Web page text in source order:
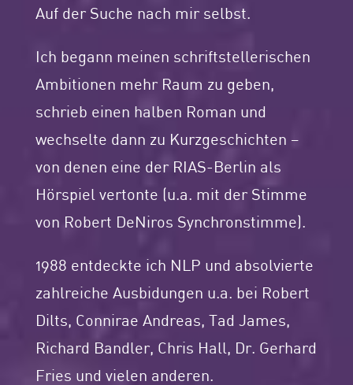
Auf der Suche nach mir selbst.
Ich begann meinen schriftstellerischen
Ambitionen mehr Raum zu geben,
schrieb einen halben Roman und
wechselte dann zu Kurzgeschichten –
von denen eine der RIAS-Berlin als
Hörspiel vertonte (u.a. mit der Stimme
von Robert DeNiros Synchronstimme).
1988 entdeckte ich NLP und absolvierte
zahlreiche Ausbidungen u.a. bei Robert
Dilts, Connirae Andreas, Tad James,
Richard Bandler, Chris Hall, Dr. Gerhard
Fries und vielen anderen.